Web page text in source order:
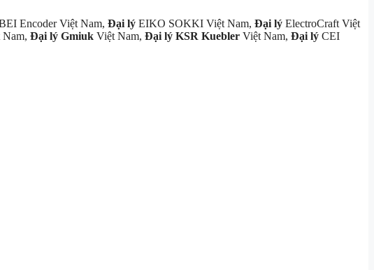
Encoder Việt Nam, Đại lý EIKO SOKKI Việt Nam, Đại lý ElectroCraft Việt
Nam, Đại lý Gmiuk Việt Nam, Đại lý KSR Kuebler Việt Nam, Đại lý CEI